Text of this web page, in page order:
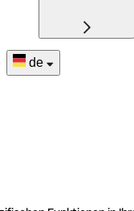
de